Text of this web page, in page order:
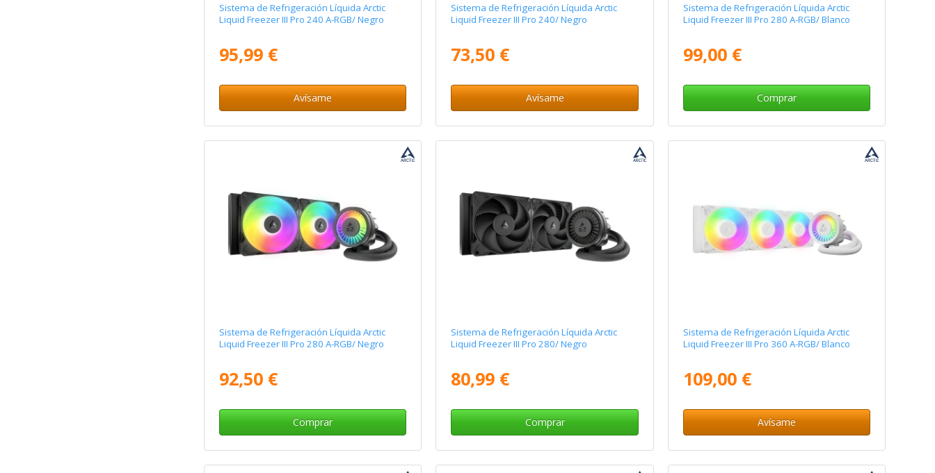
Sistema de Refrigeración Líquida Arctic
Liquid Freezer III Pro 240 A-RGB/ Negro
95,99 €
Avísame
Sistema de Refrigeración Líquida Arctic
Liquid Freezer III Pro 240/ Negro
73,50 €
Avísame
Sistema de Refrigeración Líquida Arctic
Liquid Freezer III Pro 280 A-RGB/ Blanco
99,00 €
Comprar
Sistema de Refrigeración Líquida Arctic
Liquid Freezer III Pro 280 A-RGB/ Negro
92,50 €
Comprar
Sistema de Refrigeración Líquida Arctic
Liquid Freezer III Pro 280/ Negro
80,99 €
Comprar
Sistema de Refrigeración Líquida Arctic
Liquid Freezer III Pro 360 A-RGB/ Blanco
109,00 €
Avísame